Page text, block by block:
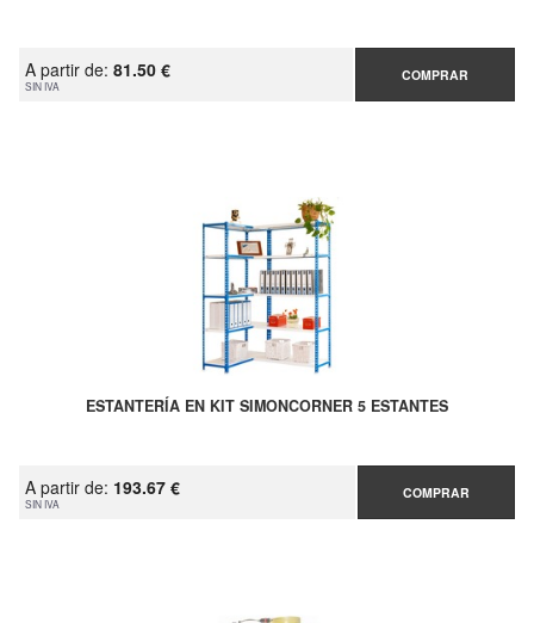
A partir de: 81.50 €
SIN IVA
COMPRAR
ESTANTERÍA EN KIT SIMONCORNER 5 ESTANTES
A partir de: 193.67 €
SIN IVA
COMPRAR